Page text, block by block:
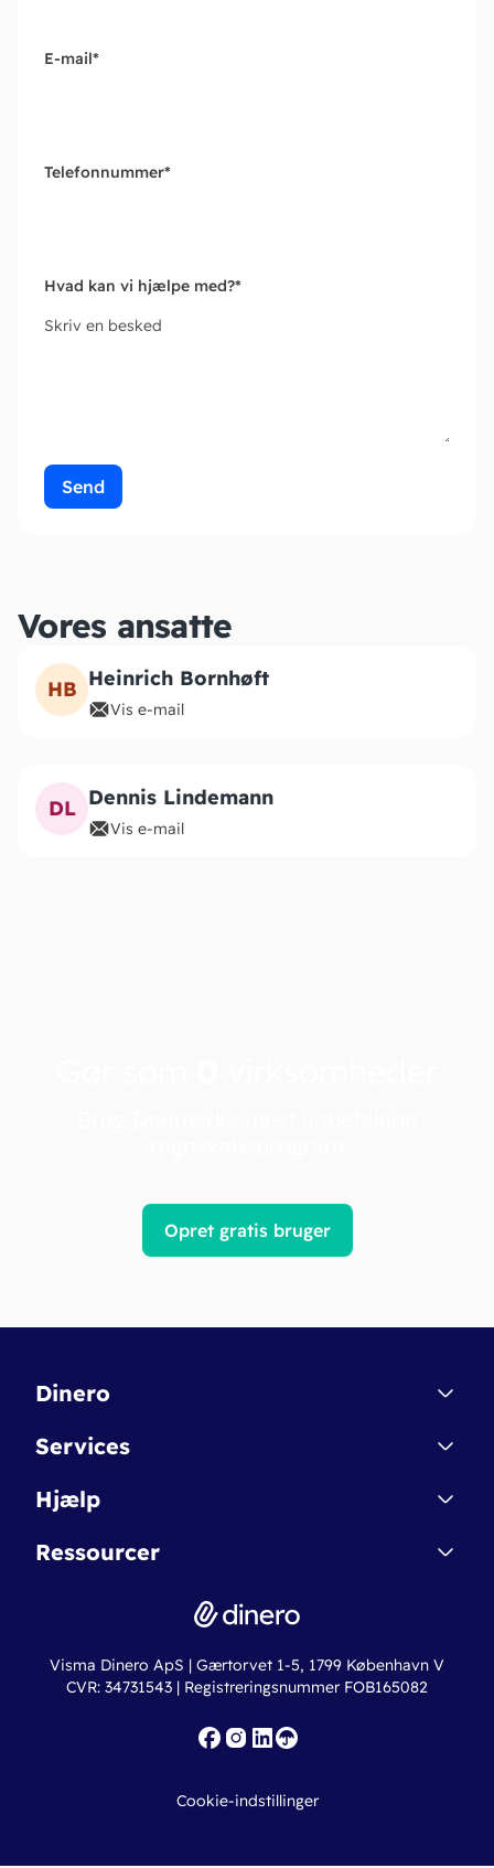
E-mail*
Telefonnummer*
Hvad kan vi hjælpe med?*
Skriv en besked
Send
Vores ansatte
HB Heinrich Bornhøft
Vis e-mail
DL Dennis Lindemann
Vis e-mail
Opret gratis bruger
Dinero
Kontakt
Betingelser & Sikkerhed
Nye funktioner
Services
Dinero Starter
Dinero Pro
Erhvervslån
Fakturaskabeloner
Hjælp
Regnskabsordbogen
Online regnskabskurser
Ressourcer
Ny virksomhed
Iværksætterlegat
Visma Dinero ApS | Gærtorvet 1-5, 1799 København V
CVR: 34731543 | Registreringsnummer FOB165082
Cookie-indstillinger